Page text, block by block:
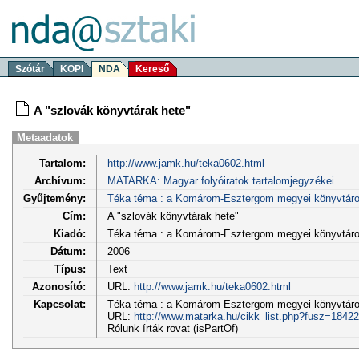
Szótár KOPI NDA Kereső
A "szlovák könyvtárak hete"
Metaadatok
Tartalom:
http://www.jamk.hu/teka0602.html
Archívum:
MATARKA: Magyar folyóiratok tartalomjegyzékei
Gyűjtemény:
Téka téma : a Komárom-Esztergom megyei
Cím:
A "szlovák könyvtárak hete"
Kiadó:
Téka téma : a Komárom-Esztergom megyei
Dátum:
2006
Típus:
Text
Azonosító:
URL: http://www.jamk.hu/teka0602.html
Kapcsolat:
Téka téma : a Komárom-Esztergom megyei
URL: http://www.matarka.hu/cikk_list.php?fusz=18422
Rólunk írták rovat (isPartOf)